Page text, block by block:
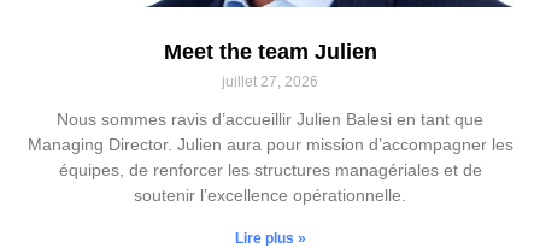
Meet the team Julien
juillet 27, 2026
Nous sommes ravis d’accueillir Julien Balesi en tant que
Managing Director. Julien aura pour mission d’accompagner les
équipes, de renforcer les structures managériales et de
soutenir l’excellence opérationnelle.
Lire plus »